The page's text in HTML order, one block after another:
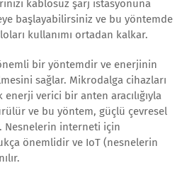
kablosuz şarj istasyonuna
başlayabilirsiniz ve bu yöntemde
kullanımı ortadan kalkar.
bir yöntemdir ve enerjinin
sağlar. Mikrodalga cihazları
enerji verici bir anten aracılığıyla
ve bu yöntem, güçlü çevresel
Nesnelerin interneti için
önemlidir ve IoT (nesnelerin